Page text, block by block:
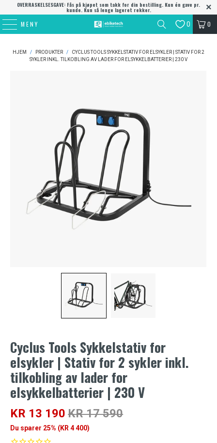
OVERRASKELSESGAVE: Fås på kjøpet som takk for din bestilling. Kun én gave pr.
kunde. Kun så lenge lageret rekker.
MENY 0 0
HJEM / PRODUKTER /
CYCLUS TOOLS SYKKELSTATIV FOR ELSYKLER | STATIV FOR 2
SYKLER INKL. TILKOBLING AV LADER FOR ELSYKKELBATTERIER | 230 V
Cyclus Tools Sykkelstativ for
elsykler | Stativ for 2 sykler inkl.
tilkobling av lader for
elsykkelbatterier | 230 V
KR 17 590
KR 13 190
Du sparer 25% (KR 4 400)